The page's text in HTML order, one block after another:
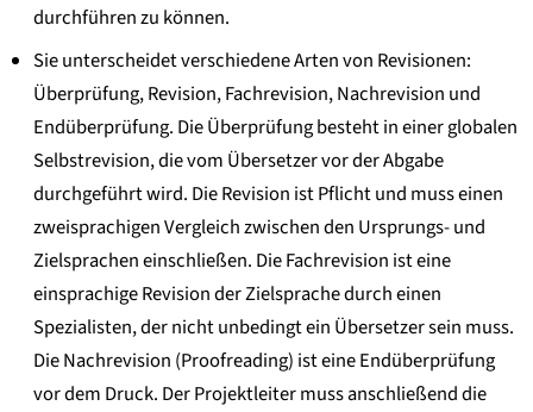
durchführen zu können.
Sie unterscheidet verschiedene Arten von Revisionen:
Überprüfung, Revision, Fachrevision, Nachrevision und
Endüberprüfung. Die Überprüfung besteht in einer globalen
Selbstrevision, die vom Übersetzer vor der Abgabe
durchgeführt wird. Die Revision ist Pflicht und muss einen
zweisprachigen Vergleich zwischen den Ursprungs- und
Zielsprachen einschließen. Die Fachrevision ist eine
einsprachige Revision der Zielsprache durch einen
Spezialisten, der nicht unbedingt ein Übersetzer sein muss.
Die Nachrevision (Proofreading) ist eine Endüberprüfung
vor dem Druck. Der Projektleiter muss anschließend die